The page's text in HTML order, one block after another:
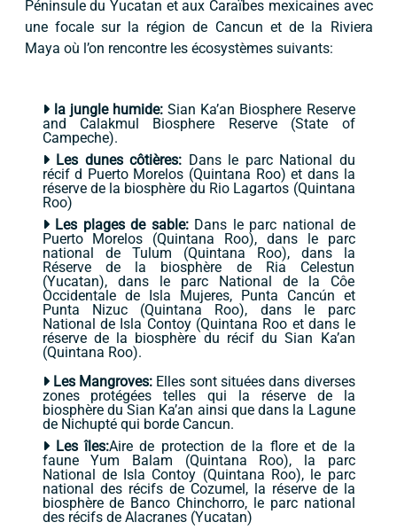
Péninsule du Yucatan et aux Caraïbes mexicaines avec
une focale sur la région de Cancun et de la Riviera
Maya où l’on rencontre les écosystèmes suivants:
la jungle humide:Sian Ka’an Biosphere Reserve
and Calakmul Biosphere Reserve (State of
Campeche).
Les dunes côtières: Dans le parc National du
récif d Puerto Morelos (Quintana Roo) et dans la
réserve de la biosphère du Rio Lagartos (Quintana
Roo)
Les plages de sable:Dans le parc national de
Puerto Morelos (Quintana Roo), dans le parc
national de Tulum (Quintana Roo), dans la
Réserve de la biosphère de Ria Celestun
(Yucatan), dans le parc National de la Côe
Occidentale de Isla Mujeres, Punta Cancún et
Punta Nizuc (Quintana Roo), dans le parc
National de Isla Contoy (Quintana Roo et dans le
réserve de la biosphère du récif du Sian Ka’an
(Quintana Roo).
Les Mangroves: Elles sont situées dans diverses
zones protégées telles qui la réserve de la
biosphère du Sian Ka’an ainsi que dans la Lagune
de Nichupté qui borde Cancun.
Les îles:Aire de protection de la flore et de la
faune Yum Balam (Quintana Roo), la parc
National de Isla Contoy (Quintana Roo), le parc
national des récifs de Cozumel, la réserve de la
biosphère de Banco Chinchorro, le parc national
des récifs de Alacranes (Yucatan)